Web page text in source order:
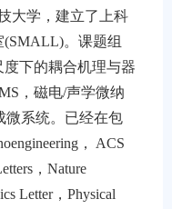
大学，建立了上科
。课题组
下的耦合机理与器
，磁电/声学微纳
微系统。已经在包
， ACS
，Nature
Letter，Physical